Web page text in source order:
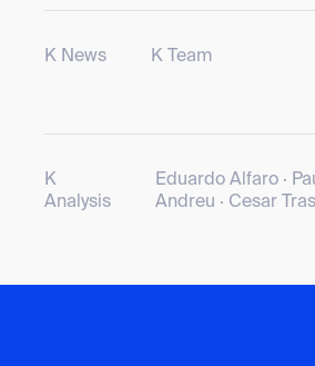
K News K Team
K
Analysis
Eduardo Alfaro ·
Andreu · Cesar